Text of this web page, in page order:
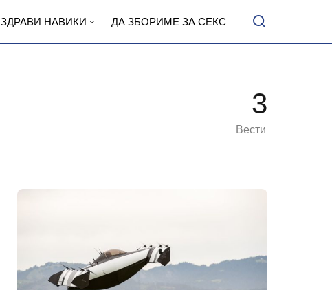
ЗДРАВИ НАВИКИ ДА ЗБОРИМЕ ЗА СЕКС
3
Вести